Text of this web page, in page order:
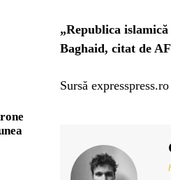
„Republica
Baghaid, citat de
Sursă expresspress.ro